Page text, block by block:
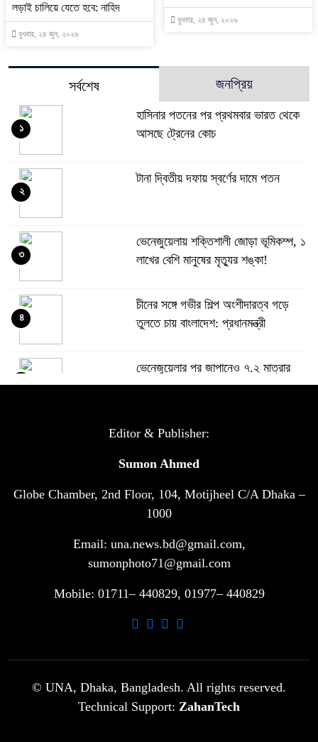
লড়াই চালিয়ে যেতে হবে: নাহিদ
বুধবার, ২৪ জুন, ২০২৬
বুধবার, ২৪ জুন, ২০২৬
সর্বশেষ জনপ্রিয়
হাসিনার পতনের পর প্রথমবার ভারত থেকে
আসছে ট্রেনের কোচ
১
টানা দ্বিতীয় দফায় স্বর্ণের দামে পতন
২
ভেনেজুয়েলায় শক্তিশালী জোড়া ভূমিকম্প, ১
লাখের বেশি মানুষের মৃত্যুর শঙ্কা!
৩
চীনের সঙ্গে গভীর শিল্প অংশীদারত্ব গড়ে
তুলতে চায় বাংলাদেশ: প্রধানমন্ত্রী
৪
ভেনেজুয়েলার পর জাপানেও ৭.২ মাত্রার
শক্তিশালী ভূমিকম্প
টানা ৩ ম্যাচে গোল ভিনির, ইতিহাস বলছে
সরকারি ৩শ কেজি বই বিক্রির অভিযোগ
মাদ্রাসা সুপারের বিরুদ্ধে
গাড়ি বিক্রির পর মালিকানা পরিবর্তনে কঠোর
আ.লীগ ও বিএনপির বিরুদ্ধে সমানভাবে
ঢাবিতে মাথায় কাঁঠাল পড়ে মালির মৃত্যু
Editor & Publisher:
Sumon Ahmed
Globe Chamber, 2nd Floor, 104, Motijheel C/A Dhaka –
1000
Email: una.news.bd@gmail.com,
sumonphoto71@gmail.com
Mobile: 01711– 440829, 01977– 440829
© UNA, Dhaka, Bangladesh. All rights reserved.
Technical Support: ZahanTech